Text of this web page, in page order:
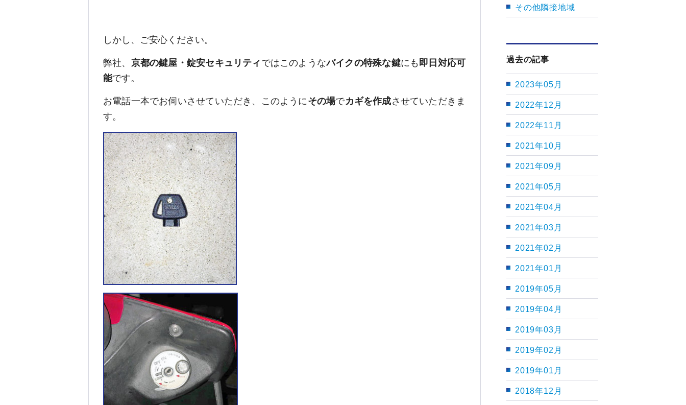
しかし、ご安心ください。
弊社、 京都の鍵屋・錠安セキュリティ ではこのようなバイクの特殊な鍵にも 即日対応可
能です。
お電話一本でお伺いさせていただき、このようにその場でカギを作成させていただきま
す。
その他隣接地域
過去の記事
2023年05月
2022年12月
2022年11月
2021年10月
2021年09月
2021年05月
2021年04月
2021年03月
2021年02月
2021年01月
2019年05月
2019年04月
2019年03月
2019年02月
2019年01月
2018年12月